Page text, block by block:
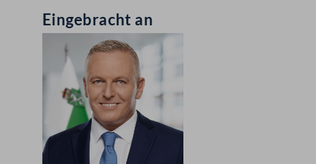
Eingebracht an